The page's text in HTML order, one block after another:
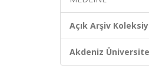
Açık Arşiv
Akdeniz